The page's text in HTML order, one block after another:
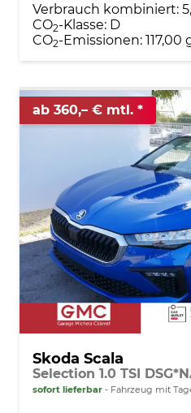
Verbrauch kombiniert:
CO2-Klasse: D
CO2-Emissionen: 117,00
ab 360,– € mtl.
Skoda Scala
sofort lieferbar Fahrzeug mit